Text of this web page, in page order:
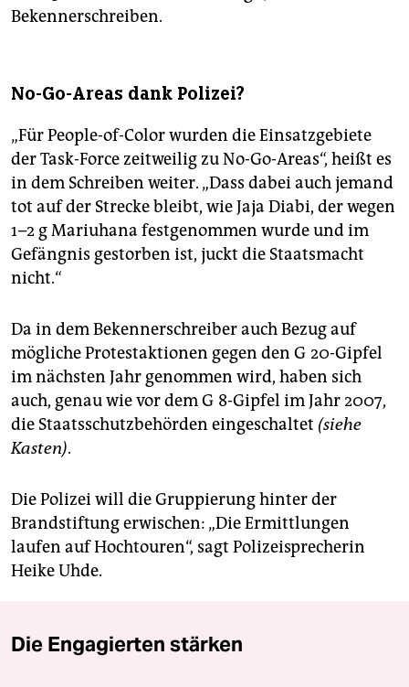
Bekennerschreiben.
No-Go-Areas dank Polizei?
„Für People-of-Color wurden die Einsatzgebiete
der Task-Force zeitweilig zu No-Go-Areas“, heißt es
in dem Schreiben weiter. „Dass dabei auch jemand
tot auf der Strecke bleibt, wie Jaja Diabi, der wegen
1–2 g Mariuhana festgenommen wurde und im
Gefängnis gestorben ist, juckt die Staatsmacht
nicht.“
Da in dem Bekennerschreiber auch Bezug auf
mögliche Protestaktionen gegen den G 20-Gipfel
im nächsten Jahr genommen wird, haben sich
auch, genau wie vor dem G 8-Gipfel im Jahr 2007,
die Staatsschutzbehörden eingeschaltet (siehe
Kasten).
Die Polizei will die Gruppierung hinter der
Brandstiftung erwischen: „Die Ermittlungen
laufen auf Hochtouren“, sagt Polizeisprecherin
Heike Uhde.
Die Engagierten stärken